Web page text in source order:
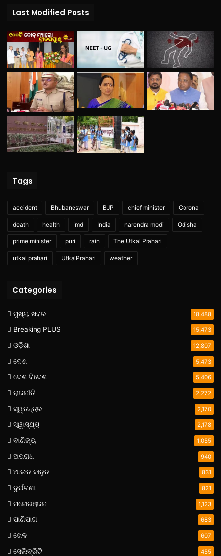
Last Modified Posts
Tags
accident Bhubaneswar BJP chief minister Corona
death health imd India narendra modi Odisha
prime minister puri rain The Utkal Prahari
utkal prahari UtkalPrahari weather
Categories
ମୁଖ୍ୟ ଖବର 18,488
Breaking PLUS 15,473
ଓଡ଼ିଶା 12,807
ଦେଶ 5,473
ଦେଶ ବିଦେଶ 5,406
ରାଜନୀତି 2,272
ସ୍ୱତନ୍ତ୍ର 2,170
ସ୍ୱାସ୍ଥ୍ୟ 2,178
ବାଣିଜ୍ୟ 1,055
ଅପରାଧ 940
ଆଇନ କାନୁନ 831
ଦୁର୍ଘଟଣା 821
ମନୋରଞ୍ଜନ 1,123
ପାଣିପାଗ 683
ଖେଳ 607
ସେଲିବ୍ରିଟି 455